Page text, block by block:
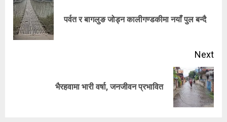
Reading
पर्वत र बागलुङ जोड्न कालीगण्डकीमा नयाँ पुल बन्दै
Next
भैरहवामा भारी वर्षा, जनजीवन प्रभावित